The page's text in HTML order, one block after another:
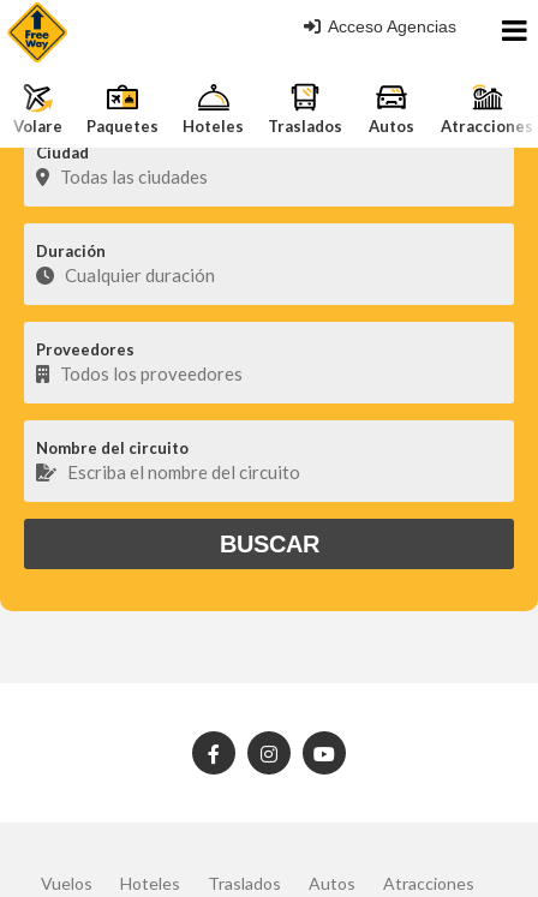
Acceso Agencias
Volare Paquetes Hoteles Traslados Autos
Atracciones
Ciudad
Duración
Proveedores
Nombre del circuito
Vuelos Hoteles Traslados Autos
Atracciones